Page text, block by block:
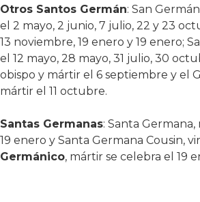
Otros Santos Germán: San
el 2 mayo, 2 junio, 7 julio, 22 y 23
13 noviembre, 19 enero y 19 enero;
el 12 mayo, 28 mayo, 31 julio, 30
obispo y mártir el 6 septiembre y el
mártir el 11 octubre.
Santas Germanas: Santa
19 enero y Santa Germana Cousin,
Germánico, mártir se celebra el 19